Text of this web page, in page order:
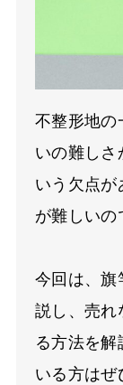
不整形地の
いの難しさ
いう欠点が
が難しいの
今回は、旗
説し、売れ
る方法を
いる方はぜ